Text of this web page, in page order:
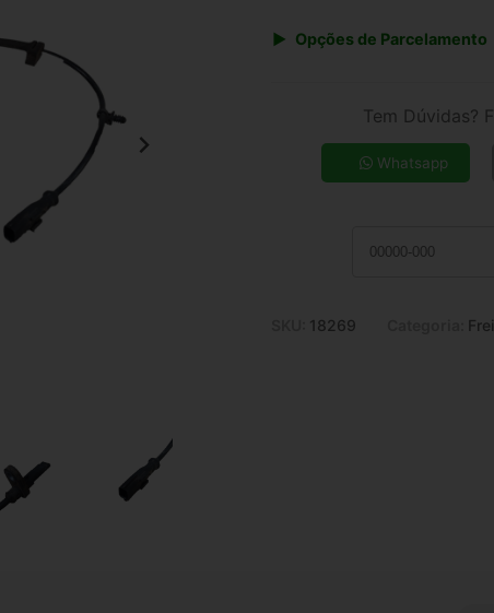
Opções de Parcelamento
7x de R$ 16,22
9x de R$ 12,95
Tem Dúvidas?
Whatsapp
18269